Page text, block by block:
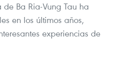
Ba Ria-Vung Tau ha
en los últimos años,
experiencias de